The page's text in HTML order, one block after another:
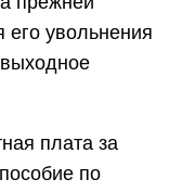
его увольнения
плата за
по